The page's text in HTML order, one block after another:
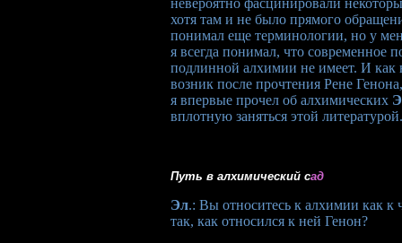
невероятно фасцинировали
хотя там и не было прямого
понимал еще терминологии, но у
я всегда понимал, что современное
подлинной алхимии не имеет. И как
возник после прочтения Рене
я впервые прочел об алхимических
вплотную заняться этой литературой.
Путь в алхимический сад
Эл.: Вы относитесь к алхимии как к
так, как относился к ней Генон?